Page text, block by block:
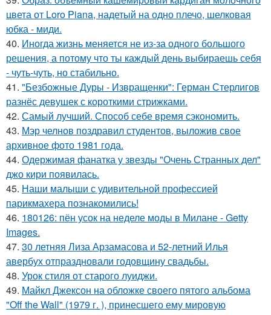
цвета от Loro Piana, надетый на одно плечо, шелковая
юбка - миди.
40. Иногда жизнь меняется не из-за одного большого
решения, а потому что ты каждый день выбираешь себя
- чуть-чуть, но стабильно.
41. "Безбожные Дуры - Извращенки": Герман Стерлигов
разнёс девушек с короткими стрижками.
42. Самый лучший. Способ себе время сэкономить.
43. Мэр челнов поздравил студентов, выложив свое
архивное фото 1981 года.
44. Одержимая фанатка у звезды "Очень Странных дел"
джо кири появилась.
45. Наши малыши с удивительной профессией
парикмахера познакомились!
46. 180126: пён усок на неделе моды в Милане - Getty
Images.
47. 30 летняя Лиза Арзамасова и 52-летний Илья
авербух отпраздновали годовщину свадьбы.
48. Урок стиля от старого луиджи.
49. Майкл Джексон на обложке своего пятого альбома
"Off the Wall" (1979 г. ), принесшего ему мировую